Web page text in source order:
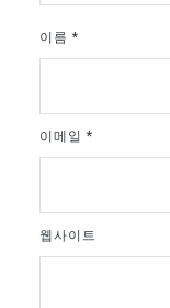
이름 *
이메일 *
웹사이트